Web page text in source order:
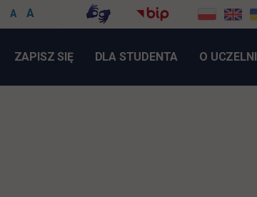
A
A
ZAPISZ SIĘLINK OTWIERA SIĘ W NOWEJ KARCIE
DLA STUDENTA O UCZELNI